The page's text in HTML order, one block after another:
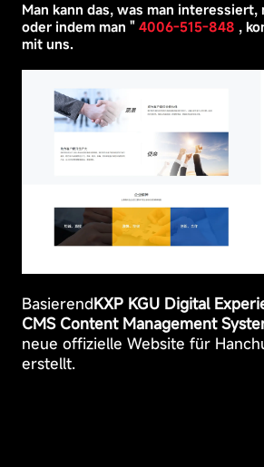
Man kann das, was man interessiert,
oder indem man " 4006-515-848 ,
mit uns.
BasierendKXP KGU Digital
CMS Content Management
neue offizielle Website für
erstellt.
die
Einstellung
von
Anmelden
Ausfüllen